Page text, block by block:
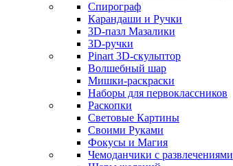
Спирограф
Карандаши и Ручки
3D-пазл Мазалики
3D-ручки
Pinart 3D-скульптор
Волшебный шар
Мишки-раскраски
Наборы для первоклассников
Раскопки
Световые Картины
Своими Руками
Фокусы и Магия
Чемоданчики с развлечениями